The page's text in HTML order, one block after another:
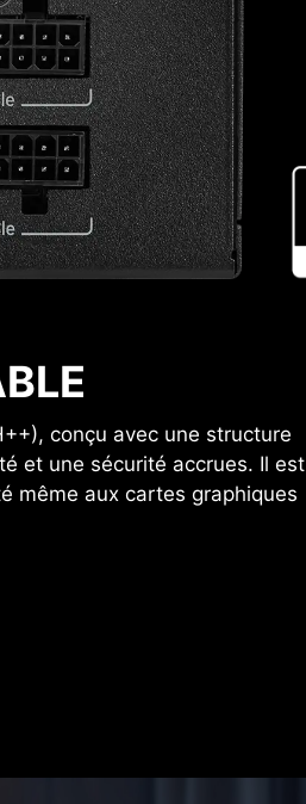
conçu avec une structure
et une sécurité accrues. Il est
même aux cartes graphiques